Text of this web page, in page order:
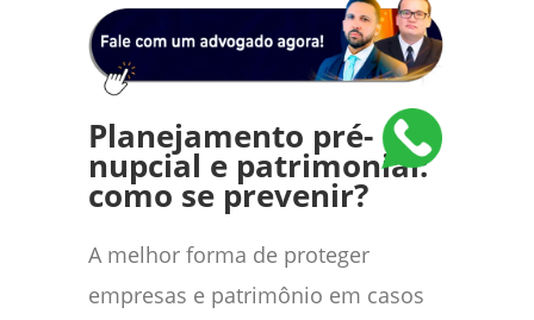
Planejamento pré-
nupcial e patrimonial:
como se prevenir?
A melhor forma de proteger
empresas e patrimônio em casos